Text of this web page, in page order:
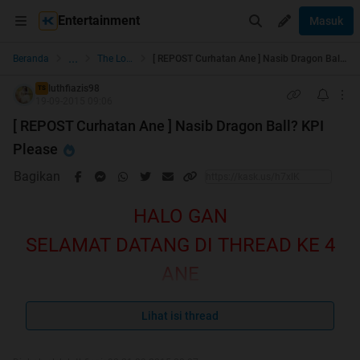
Entertainment Masuk
Beranda ... The Lounge
TS
luthfiazis98
[ REPOST Curhatan Ane ] Nasib Dragon Ball? KPI
Please
Bagikan
HALO GAN
SELAMAT DATANG DI THREAD KE 4
OH BUKAN, HOT THREAD KITA
KARENA KITA YANG MERAMAIKAN,
Lihat isi thread